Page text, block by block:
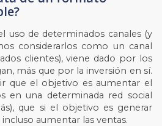
uso de determinados canales (y
considerarlos como un canal
clientes), viene dado por los
más que por la inversión en sí.
que el objetivo es aumentar el
en una determinada red social
que si el objetivo es generar
aumentar las ventas.